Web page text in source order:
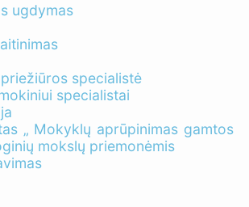
ugdymas
specialistė
specialistai
„ Mokyklų aprūpinimas gamtos
mokslų priemonėmis